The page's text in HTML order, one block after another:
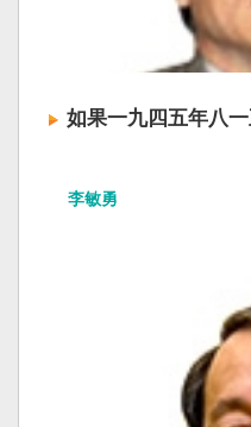
如果一九四五年八
李敏勇